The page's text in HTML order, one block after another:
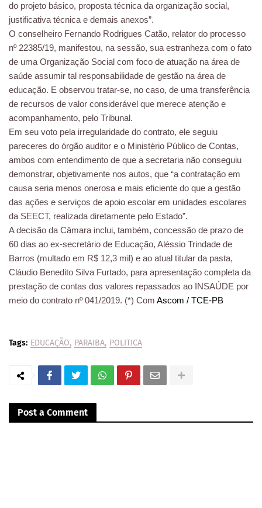
do projeto básico, proposta técnica da organização social,
justificativa técnica e demais anexos”.
O conselheiro Fernando Rodrigues Catão, relator do processo
nº 22385/19, manifestou, na sessão, sua estranheza com o fato
de uma Organização Social com foco de atuação na área de
saúde assumir tal responsabilidade de gestão na área de
educação. E observou tratar-se, no caso, de uma transferência
de recursos de valor considerável que merece atenção e
acompanhamento, pelo Tribunal.
Em seu voto pela irregularidade do contrato, ele seguiu
pareceres do órgão auditor e o Ministério Público de Contas,
ambos com entendimento de que a secretaria não conseguiu
demonstrar, objetivamente nos autos, que “a contratação em
causa seria menos onerosa e mais eficiente do que a gestão
das ações e serviços de apoio escolar em unidades escolares
da SEECT, realizada diretamente pelo Estado”.
A decisão da Câmara inclui, também, concessão de prazo de
60 dias ao ex-secretário de Educação, Aléssio Trindade de
Barros (multado em R$ 12,3 mil) e ao atual titular da pasta,
Cláudio Benedito Silva Furtado, para apresentação completa da
prestação de contas dos valores repassados ao INSAÚDE por
meio do contrato nº 041/2019. (*) Com Ascom / TCE-PB
Tags: EDUCAÇÃO PARAIBA POLITICA
Post a Comment